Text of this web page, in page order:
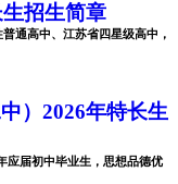
招生简章
通高中、江苏省四星级高中，
）2026年特长生
应届初中毕业生，思想品德优